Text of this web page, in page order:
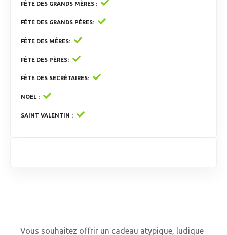
FÊTE DES GRANDS MÈRES
FÊTE DES GRANDS PÈRES
FÊTE DES MÈRES
FÊTE DES PÈRES
FÊTE DES SECRÉTAIRES
NOËL
SAINT VALENTIN
Vous souhaitez offrir un cadeau atypique, ludique